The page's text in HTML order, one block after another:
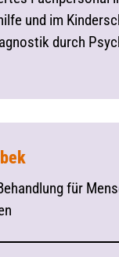
und im
durch
für